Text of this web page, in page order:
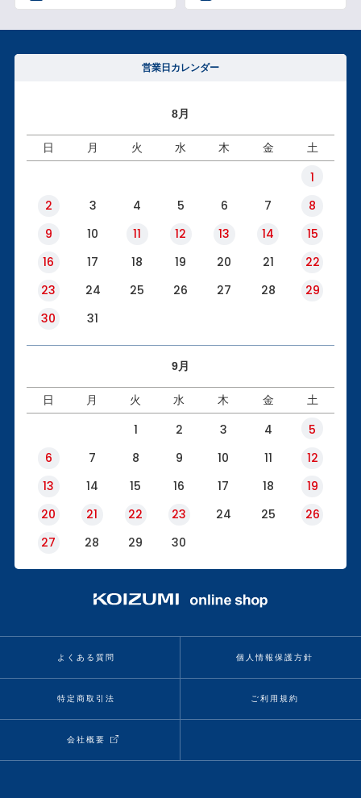
営業日カレンダー
8月
日 月 火 水 木 金 土
1
2
3 4 5 6 7
8
9
10 11 12 13 14
15
16
17 18 19 20 21
22
23
24 25 26 27 28
29
30
31
9月
日 月 火 水 木 金 土
1 2 3 4
5
6
7 8 9 10 11
12
13
14 15 16 17 18
19
20
21 22 23 24 25
26
27
28 29 30
よくある質問 個人情報保護方針
特定商取引法 ご利用規約
会社概要